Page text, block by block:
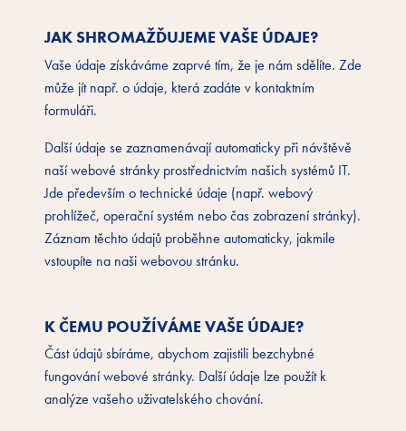
JAK SHROMAŽĎUJEME VAŠE ÚDAJE?
Vaše údaje získáváme zaprvé tím, že je nám sdělíte. Zde
může jít např. o údaje, která zadáte v kontaktním
formuláři.
Další údaje se zaznamenávají automaticky při návštěvě
naší webové stránky prostřednictvím našich systémů IT.
Jde především o technické údaje (např. webový
prohlížeč, operační systém nebo čas zobrazení stránky).
Záznam těchto údajů proběhne automaticky, jakmile
vstoupíte na naši webovou stránku.
K ČEMU POUŽÍVÁME VAŠE ÚDAJE?
Část údajů sbíráme, abychom zajistili bezchybné
fungování webové stránky. Další údaje lze použít k
analýze vašeho uživatelského chování.